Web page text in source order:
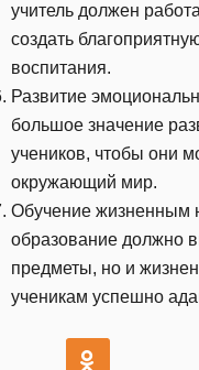
учитель должен
создать
воспитания.
Развитие
большое значение
учеников, чтобы они
окружающий мир.
Обучение жизненным
образование должно
предметы, но и
ученикам успешно